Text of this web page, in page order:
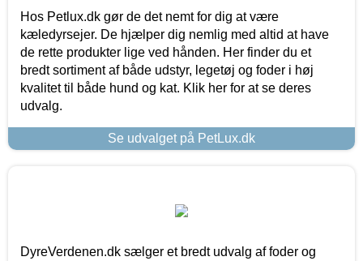
Hos Petlux.dk gør de det nemt for dig at være
kæledyrsejer. De hjælper dig nemlig med altid at have
de rette produkter lige ved hånden. Her finder du et
bredt sortiment af både udstyr, legetøj og foder i høj
kvalitet til både hund og kat. Klik her for at se deres
udvalg.
Se udvalget på PetLux.dk
DyreVerdenen.dk sælger et bredt udvalg af foder og